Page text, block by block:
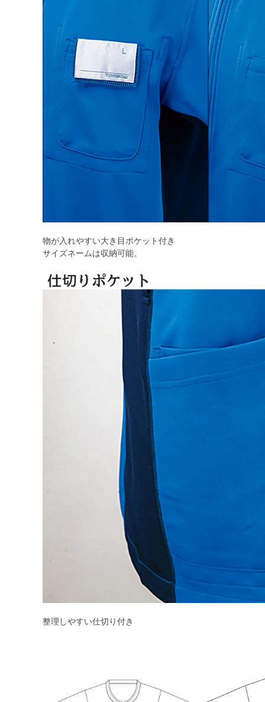
物が入れやすい大き目ポケット付き
サイズネームは収納可能。
整理しやすい仕切り付き